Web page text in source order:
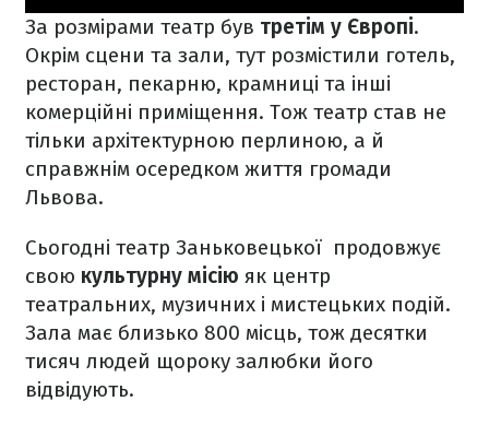
За розмірами театр був третім у Європі.
Окрім сцени та зали, тут розмістили готель,
ресторан, пекарню, крамниці та інші
комерційні приміщення. Тож театр став не
тільки архітектурною перлиною, а й
справжнім осередком життя громади
Львова.
Сьогодні театр Заньковецької продовжує
свою культурну місію як центр
театральних, музичних і мистецьких подій.
Зала має близько 800 місць, тож десятки
тисяч людей щороку залюбки його
відвідують.